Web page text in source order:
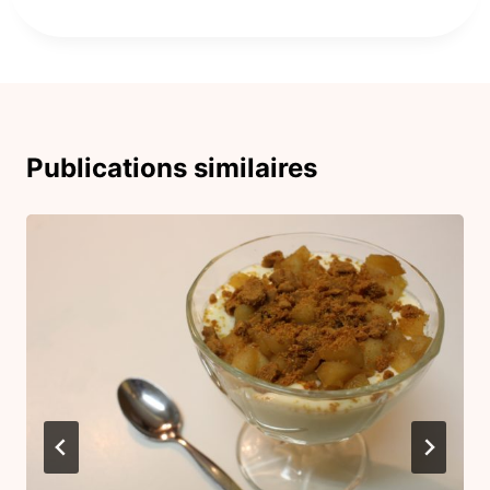
Publications similaires